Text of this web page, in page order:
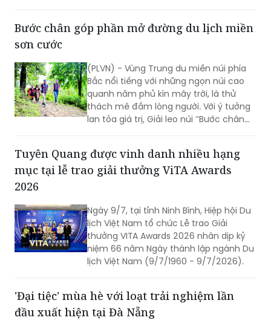
Bước chân góp phần mở đường du lịch miền
sơn cước
(PLVN) - Vùng Trung du miền núi phía
Bắc nổi tiếng với những ngọn núi cao
quanh năm phủ kín mây trời, là thử
thách mê đắm lòng người. Với ý tưởng
lan tỏa giá trị, Giải leo núi ‘’Bước chân
miền sơn cước.
Tuyên Quang được vinh danh nhiều hạng
mục tại lễ trao giải thưởng ViTA Awards
2026
Ngày 9/7, tại tỉnh Ninh Bình, Hiệp hội Du
lịch Việt Nam tổ chức Lễ trao Giải
thưởng VITA Awards 2026 nhân dịp kỷ
niệm 66 năm Ngày thành lập ngành Du
lịch Việt Nam (9/7/1960 - 9/7/2026).
'Đại tiệc' mùa hè với loạt trải nghiệm lần
đầu xuất hiện tại Đà Nẵng